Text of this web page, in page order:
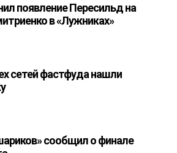
появление Пересильд на
в «Лужниках»
сетей фастфуда нашли
сообщил о финале